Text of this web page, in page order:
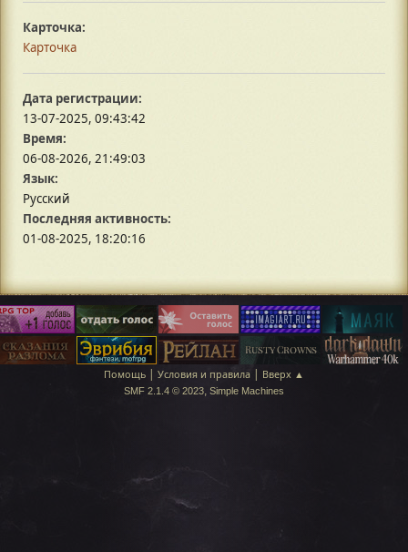
Карточка:
Карточка
Дата регистрации:
13-07-2025, 09:43:42
Время:
06-08-2026, 21:49:03
Язык:
Русский
Последняя активность:
01-08-2025, 18:20:16
Помощь | Условия и правила | Вверх ▲
SMF 2.1.4 © 2023, Simple Machines